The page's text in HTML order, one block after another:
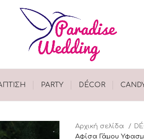
PARTY DÉCOR
Αρχική σελίδα
Αφίσα Γάμου